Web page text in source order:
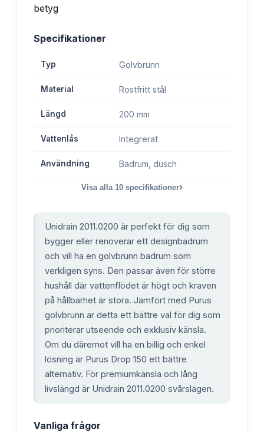
Specifikationer
Typ Golvbrunn
Material Rostfritt stål
Längd 200 mm
Vattenlås Integrerat
Användning Badrum, dusch
Visa alla 10 specifikationer›
Unidrain 2011.0200 är perfekt för dig som
bygger eller renoverar ett designbadrum
och vill ha en golvbrunn badrum som
verkligen syns. Den passar även för större
hushåll där vattenflödet är högt och kraven
på hållbarhet är stora. Jämfört med Purus
golvbrunn är detta ett bättre val för dig som
prioriterar utseende och exklusiv känsla.
Om du däremot vill ha en billig och enkel
lösning är Purus Drop 150 ett bättre
alternativ. För premiumkänsla och lång
livslängd är Unidrain 2011.0200 svårslagen.
Vanliga frågor